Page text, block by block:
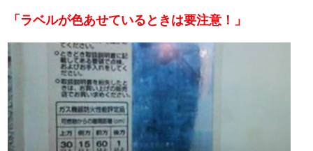
「ラベルが色あせているときは要注意！」